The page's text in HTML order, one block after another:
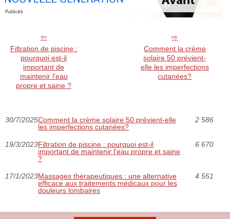
Filtration de piscine :
pourquoi est-il
important de
maintenir l'eau
propre et saine ?
Comment la crème
solaire 50 prévient-
elle les imperfections
cutanées?
30/7/2025Comment la crème solaire 50 prévient-elle
les imperfections cutanées?
2 586
19/3/2023Filtration de piscine : pourquoi est-il
important de maintenir l'eau propre et saine
?
6 670
17/1/2023Massages thérapeutiques : une alternative
efficace aux traitements médicaux pour les
douleurs lombaires
4 551